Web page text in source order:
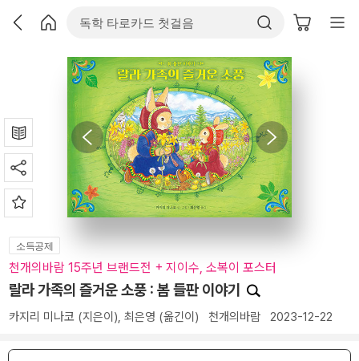
소득공제
천개의바람 15주년 브랜드전 + 지이수, 소복이 포스터
랄라 가족의 즐거운 소풍 : 봄 들판 이야기
카지리 미나코 (지은이), 최은영 (옮긴이) 천개의바람 2023-12-22